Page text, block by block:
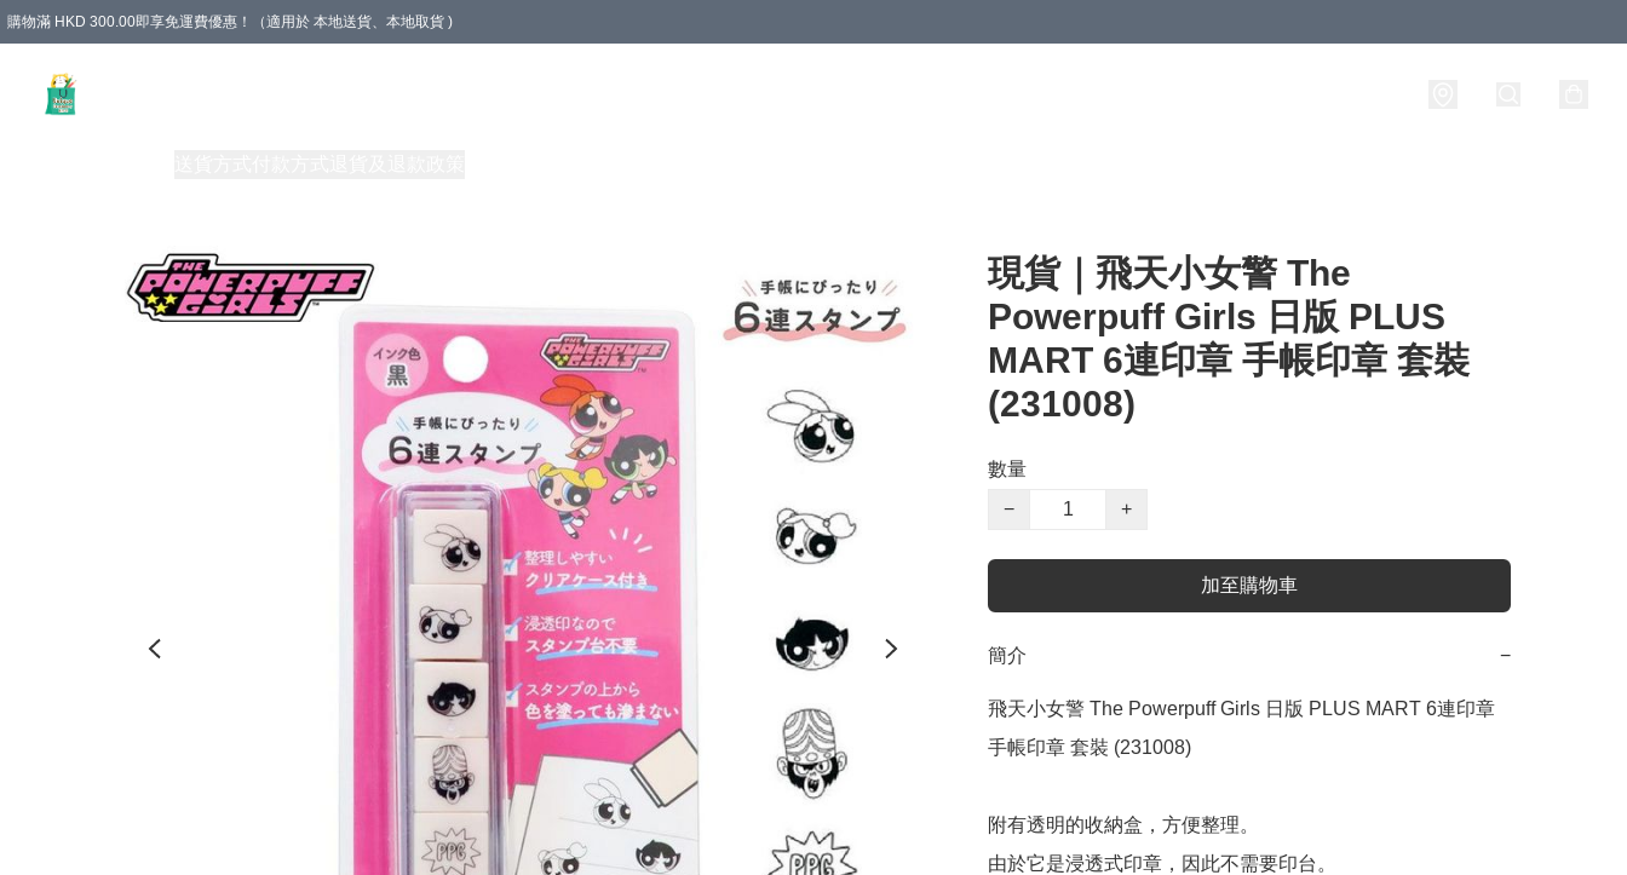
購物滿 HKD 300.00即享免運費優惠！（適用於 本地送貨、本地取貨 )
現貨｜飛天小女警 The
Powerpuff Girls 日版 PLUS
MART 6連印章 手帳印章 套裝
(231008)
數量
−
+
加至購物車
簡介 −
飛天小女警 The Powerpuff Girls 日版 PLUS MART 6連印章
手帳印章 套裝 (231008)
附有透明的收納盒，方便整理。
由於它是浸透式印章，因此不需要印台。